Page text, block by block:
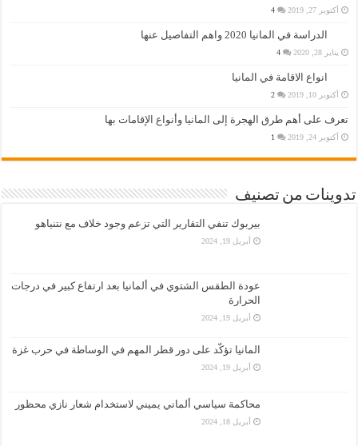
أكتوبر 27, 2019 4
الدراسة في المانيا 2020 واهم التفاصيل عنها
يناير 28, 2020 4
انواع الاقامة في المانيا
أكتوبر 10, 2019 2
تعرف على أهم طرق الهجرة إلى المانيا وأنواع الإقامات بها
أكتوبر 24, 2019 1
تدوينات من تصنيف
بيربوك تنفي التقارير التي تزعم وجود خلاف مع نتنياهو
أبريل 19, 2024
عودة الطقس الشتوي في ألمانيا بعد ارتفاع كبير في درجات
الحرارة
أبريل 19, 2024
المانيا تؤكّد على دور قطر المهم في الوساطة في حرب غزة
أبريل 19, 2024
محاكمة سياسي ألماني يميني لاستخدام شعار نازي محظور
أبريل 18, 2024